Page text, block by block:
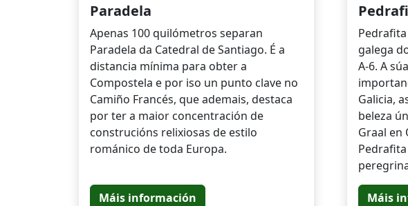
Paradela
Apenas 100 quilómetros separan
Paradela da Catedral de Santiago. É a
distancia mínima para obter a
Compostela e por iso un punto clave no
Camiño Francés, que ademais, destaca
por ter a maior concentración de
construcións relixiosas de estilo
románico de toda Europa.
Máis información
galega
A-6. A
Galicia,
beleza
Graal en
Máis